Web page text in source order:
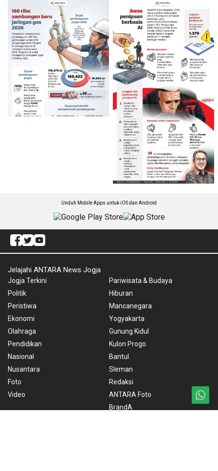
Unduh Mobile Apps untuk iOS dan Android
Jelajahi ANTARA News Jogja
Jogja Terkini
Politik
Peristiwa
Ekonomi
Olahraga
Pendidikan
Nasional
Nusantara
Foto
Video
Pariwisata & Budaya
Hiburan
Mancanegara
Yogyakarta
Gunung Kidul
Kulon Progo
Bantul
Sleman
Redaksi
ANTARA Foto
BrandA